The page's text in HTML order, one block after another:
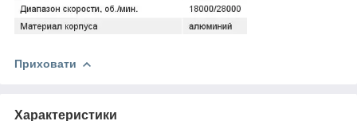
Приховати
Характеристики